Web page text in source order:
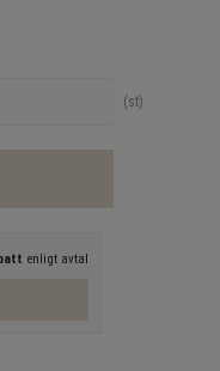
st
enligt avtal